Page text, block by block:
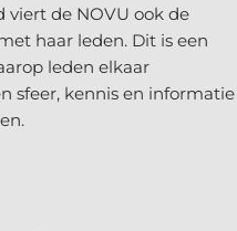
viert de NOVU ook de
haar leden. Dit is een
leden elkaar
sfeer, kennis en informatie